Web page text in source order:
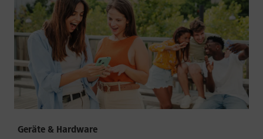
Geräte & Hardware